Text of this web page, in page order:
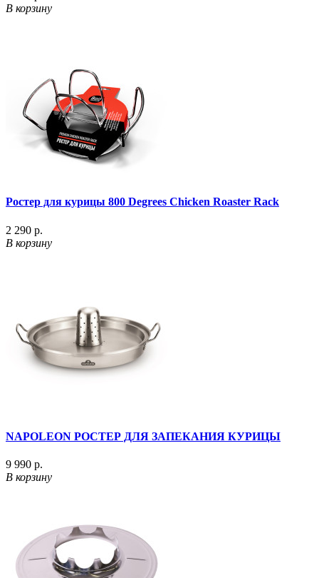
В корзину
Ростер для курицы 800 Degrees Chicken Roaster Rack
2 290 р.
В корзину
NAPOLEON РОСТЕР ДЛЯ ЗАПЕКАНИЯ КУРИЦЫ
9 990 р.
В корзину